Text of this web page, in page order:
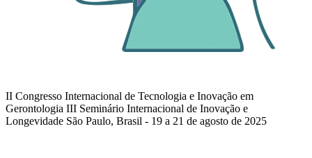
II Congresso Internacional de Tecnologia e Inovação em
Gerontologia III Seminário Internacional de Inovação e
Longevidade São Paulo, Brasil - 19 a 21 de agosto de 2025